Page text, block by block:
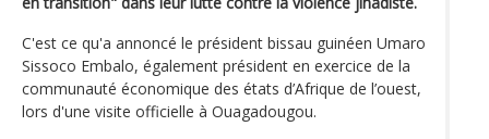
C'est ce qu'a annoncé le président bissau guinéen Umaro
Sissoco Embalo, également président en exercice de la
communauté économique des états d’Afrique de l’ouest,
lors d'une visite officielle à Ouagadougou.